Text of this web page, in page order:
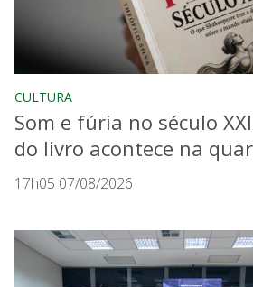
CULTURA
Som e fúria no século
do livro acontece na
17h05 07/08/2026